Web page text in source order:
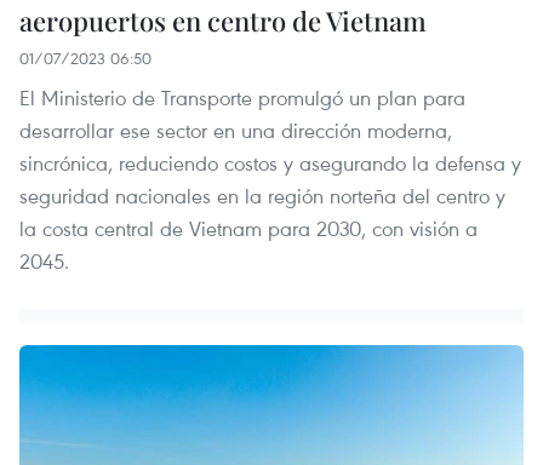
aeropuertos en centro de Vietnam
01/07/2023 06:50
El Ministerio de Transporte promulgó un plan para
desarrollar ese sector en una dirección moderna,
sincrónica, reduciendo costos y asegurando la defensa y
seguridad nacionales en la región norteña del centro y
la costa central de Vietnam para 2030, con visión a
2045.